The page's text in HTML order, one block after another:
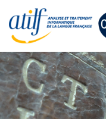
content